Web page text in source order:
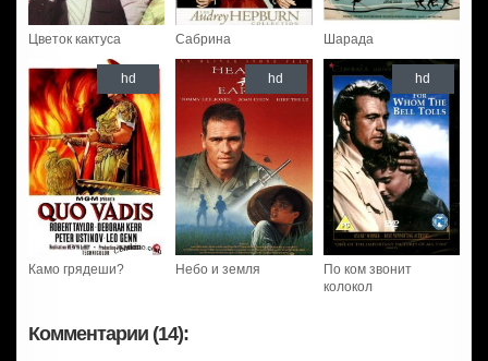
Цветок кактуса Сабрина Шарада
Камо грядеши?
hd
Небо и земля
hd
По ком звонит
колокол
hd
Комментарии (14):